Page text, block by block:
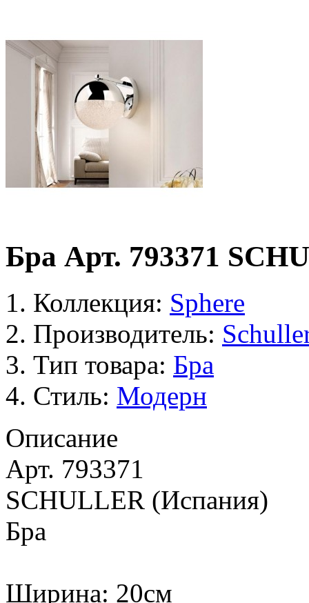
Бра Арт. 793371
Коллекция: Sphere
Производитель:
Тип товара: Бра
Стиль: Модерн
Описание
Арт. 793371
SCHULLER (Испания)
Бра
Ширина: 20см